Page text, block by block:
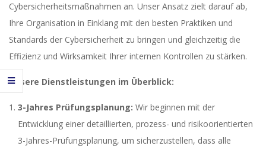
Cybersicherheitsmaßnahmen an. Unser Ansatz zielt darauf ab,
Ihre Organisation in Einklang mit den besten Praktiken und
Standards der Cybersicherheit zu bringen und gleichzeitig die
Effizienz und Wirksamkeit Ihrer internen Kontrollen zu stärken.
Unsere Dienstleistungen im Überblick:
3-Jahres Prüfungsplanung: Wir beginnen mit der
Entwicklung einer detaillierten, prozess- und risikoorientierten
3-Jahres-Prüfungsplanung, um sicherzustellen, dass alle